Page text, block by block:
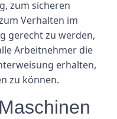
zum sicheren
Verhalten im
gerecht zu werden,
Arbeitnehmer die
erhalten,
zu können.